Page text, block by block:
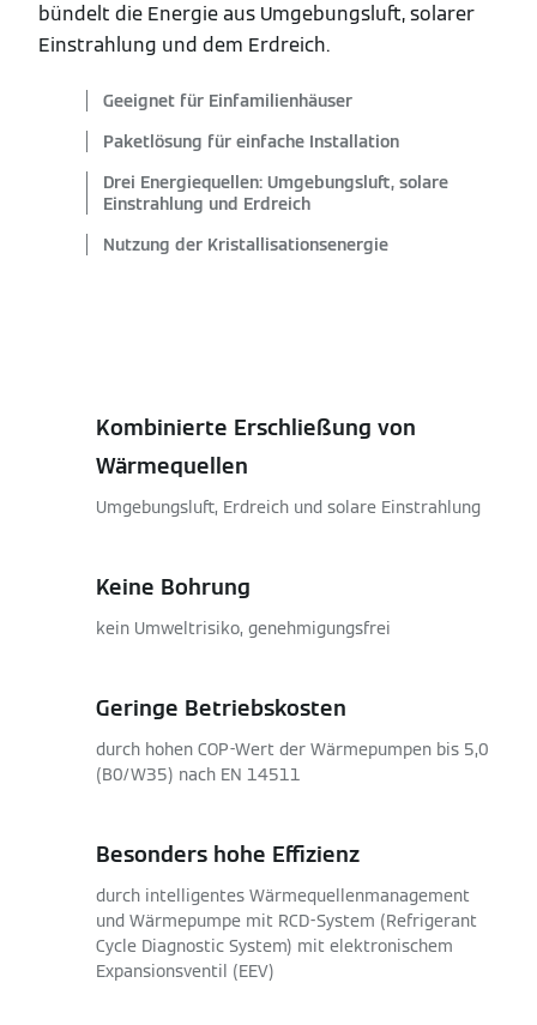
bündelt die Energie aus Umgebungsluft, solarer
Einstrahlung und dem Erdreich.
Geeignet für Einfamilienhäuser
Paketlösung für einfache Installation
Drei Energiequellen: Umgebungsluft, solare
Einstrahlung und Erdreich
Nutzung der Kristallisationsenergie
Kombinierte Erschließung von
Wärmequellen
Umgebungsluft, Erdreich und solare Einstrahlung
Keine Bohrung
kein Umweltrisiko, genehmigungsfrei
Geringe Betriebskosten
durch hohen COP-Wert der Wärmepumpen bis 5,0
(B0/W35) nach EN 14511
Besonders hohe Effizienz
durch intelligentes Wärmequellenmanagement
und Wärmepumpe mit RCD-System (Refrigerant
Cycle Diagnostic System) mit elektronischem
Expansionsventil (EEV)